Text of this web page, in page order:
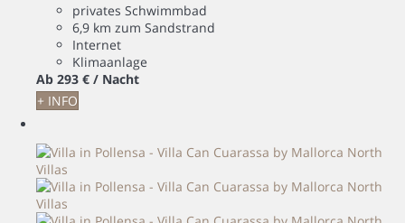
privates Schwimmbad
6,9 km zum Sandstrand
Internet
Klimaanlage
Ab 293 € / Nacht
+ INFO